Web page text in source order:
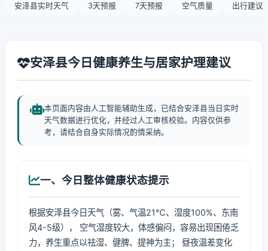
安泽县实时天气 3天预报 7天预报 空气质量 出行建议
安泽县今日健康养生与居家护理建议
本页面内容由人工智能辅助生成，已结合安泽县当日实时
天气数据进行优化，并经过人工审核校验。内容仅供参
考，请结合自身实际情况酌情采纳。
一、今日整体健康状态提示
根据安泽县今日天气（雾、气温21℃、湿度100%、东南
风4-5级）， 空气湿度较大，体感偏闷，容易出现困倦乏
力，养生重点以祛湿、健脾、提神为主； 昼夜温差变化